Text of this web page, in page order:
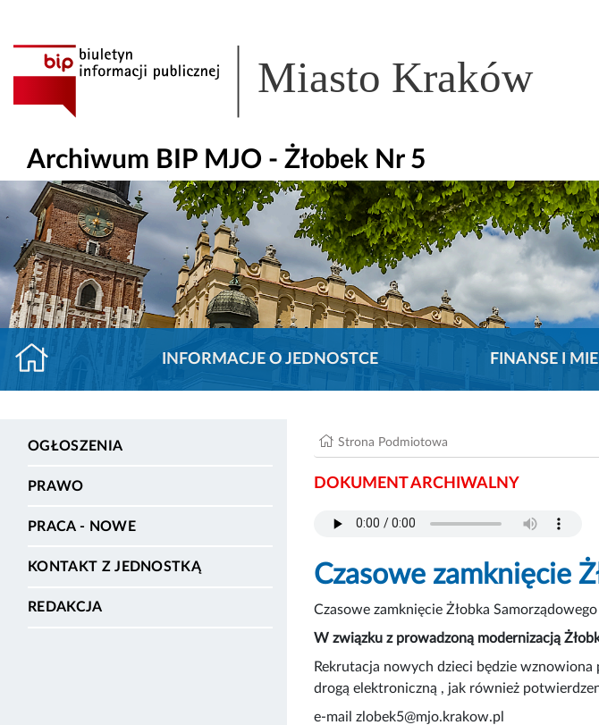
Miasto Kraków
Archiwum BIP MJO - Żłobek Nr 5
INFORMACJE O JEDNOSTCE FINANSE I
OGŁOSZENIA
PRAWO
PRACA - NOWE
KONTAKT Z JEDNOSTKĄ
REDAKCJA
Strona Podmiotowa
DOKUMENT ARCHIWALNY
Czasowe zamknięcie
Czasowe zamknięcie Żłobka
W związku z prowadzoną modernizacją
Rekrutacja nowych dzieci będzie
drogą elektroniczną , jak również
e-mail zlobek5@mjo.krakow.pl